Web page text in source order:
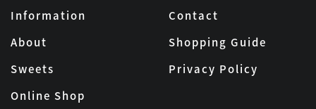
Information
About
Sweets
Online Shop
Contact
Shopping Guide
Privacy Policy